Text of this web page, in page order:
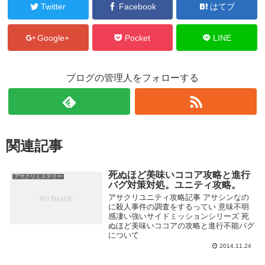
Twitter Facebook はてブ
Google+ Pocket LINE
ブログの管理人をフォローする
関連記事
アサクリミステリー
死ぬほど美味いココア攻略と進行
バグ対策対処。ユニティ攻略。
アサクリユニティ攻略記事 アサシンなの
に殺人事件の調査をするってい 意味不明
感凄い強いサイドミッションシリーズ 死
ぬほど美味いココアの攻略と進行不能バグ
について
2014.11.24